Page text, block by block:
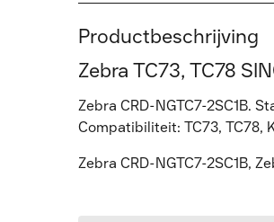
Productbeschrijving
Zebra TC73, TC78
Zebra CRD-NGTC7-2SC1B.
Compatibiliteit: TC73, TC78,
Zebra CRD-NGTC7-2SC1B,